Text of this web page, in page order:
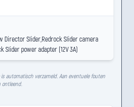
Director Slider,Redrock Slider camera
Slider power adapter (12V 3A)
automatisch verzameld. Aan eventuele fouten